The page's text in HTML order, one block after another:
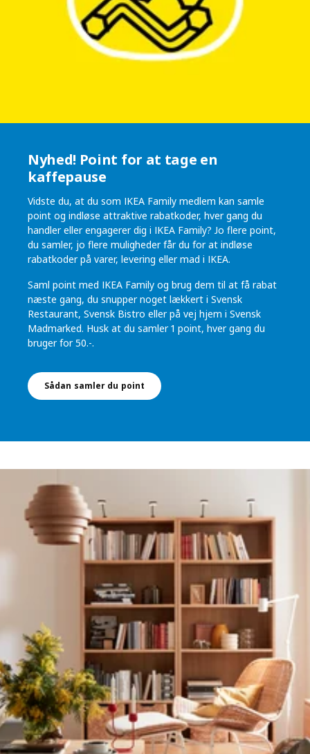
Nyhed! Point for at tage en
kaffepause
Vidste du, at du som IKEA Family medlem kan samle
point og indløse attraktive rabatkoder, hver gang du
handler eller engagerer dig i IKEA Family? Jo flere point,
du samler, jo flere muligheder får du for at indløse
rabatkoder på varer, levering eller mad i IKEA.
Saml point med IKEA Family og brug dem til at få rabat
næste gang, du snupper noget lækkert i Svensk
Restaurant, Svensk Bistro eller på vej hjem i Svensk
Madmarked. Husk at du samler 1 point, hver gang du
bruger for 50.-.
Sådan samler du point